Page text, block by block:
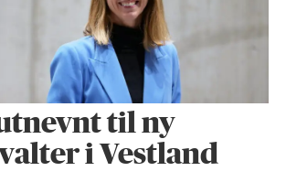
til ny
i Vestland